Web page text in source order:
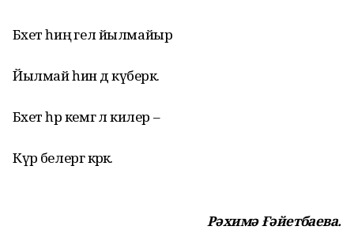
Бәхет һиңә гел йылмайыр
Йылмай һин дә күберәк.
Бәхет һәр кемгә лә килер –
Күрә белергә кәрәк.
Рәхимә Ғәйетбаева.